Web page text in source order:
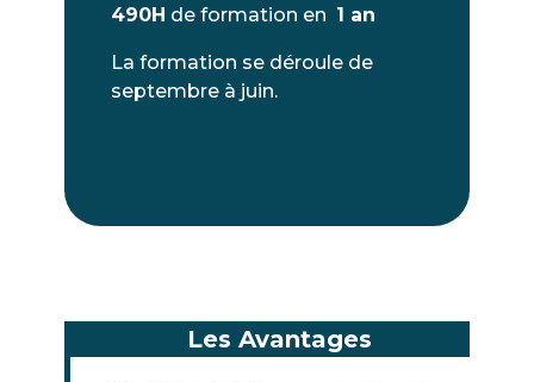
490H de formation en 1 an
La formation se déroule de
septembre à juin.
Les Avantages